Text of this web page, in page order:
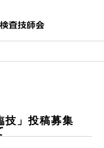
技」投稿募集